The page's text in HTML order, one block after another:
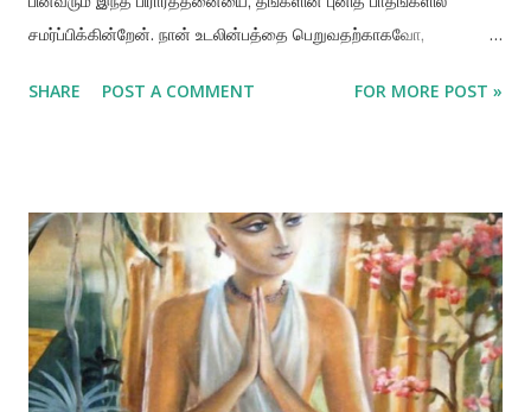
சமர்ப்பிக்கின்றேன். நான் உடலின்பத்தை பெறுவதற்காகவோ,
சேர்பதற்காகவோ ப்ரார்திக்கவில்லை. (2 ) நாஹீ மாகி ஸ்வர்க, ஆர
செய்யவில்லை. (3) நிஜ-கர்ம-குண- தோசே ஜெ ஜெ ஜென்ம பாய்
ஜன்மே ஜன்மே ஜெனோ தவ நாம-குண காய் மொழிபெயர்ப்பு: 🌼🌼🌼
🌼🌼🌼🌼 நான் எப்படி பிறந்தாலும், என் கர்மா என்னை எப்படி அழைத்து
சென்றாலும், நான் தங்களுடைய புனித நாமத்தை ஒவ்வொரு பிறப்பிலும்
பாடிக்கொண்டே இருக்கவேண்டும். (4) ஏ மாத்ரா ஆசா மம தோமார்
சரணே அஹோய்துகி பக்தி ஹ்ரிதே ஜாகே அனுக்ஷனே மொழிபெயர்ப்பு:
SHARE POST A COMMENT FOR MORE POST »